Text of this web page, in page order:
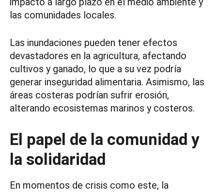
las comunidades locales.
Las inundaciones pueden tener efectos
devastadores en la agricultura, afectando
cultivos y ganado, lo que a su vez podría
generar inseguridad alimentaria. Asimismo, las
áreas costeras podrían sufrir erosión,
alterando ecosistemas marinos y costeros.
El papel de la comunidad y
la solidaridad
En momentos de crisis como este, la